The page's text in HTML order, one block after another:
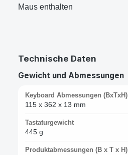
Maus enthalten
Technische Daten
Gewicht und Abmessungen
Keyboard Abmessungen (BxTxH)
115 x 362 x 13 mm
Tastaturgewicht
445 g
Produktabmessungen (B x T x H)